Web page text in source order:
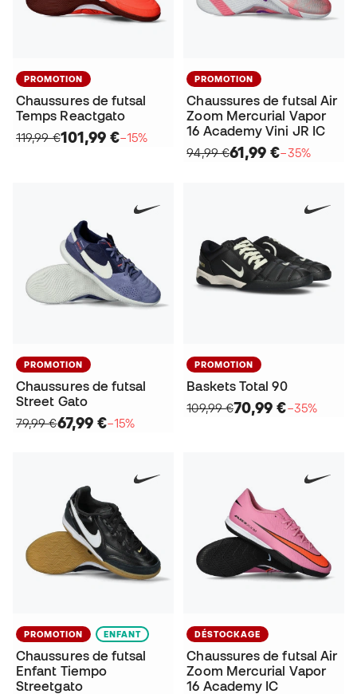
PROMOTION
Chaussures de futsal
Temps Reactgato
119,99 €101,99 €−15%
PROMOTION
Chaussures de futsal Air
Zoom Mercurial Vapor
16 Academy Vini JR IC
94,99 €61,99 €−35%
PROMOTION
Chaussures de futsal
Street Gato
79,99 €67,99 €−15%
PROMOTION
Baskets Total 90
109,99 €70,99 €−35%
PROMOTION ENFANT
Chaussures de futsal
Enfant Tiempo
Streetgato
DÉSTOCKAGE
Chaussures de futsal Air
Zoom Mercurial Vapor
16 Academy IC